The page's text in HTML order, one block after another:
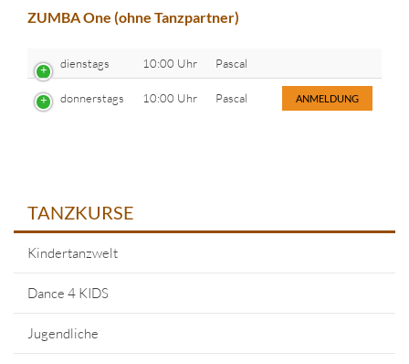
ZUMBA One (ohne Tanzpartner)
dienstags 10:00 Uhr Pascal
donnerstags 10:00 Uhr Pascal ANMELDUNG
TANZKURSE
Kindertanzwelt
Dance 4 KIDS
Jugendliche